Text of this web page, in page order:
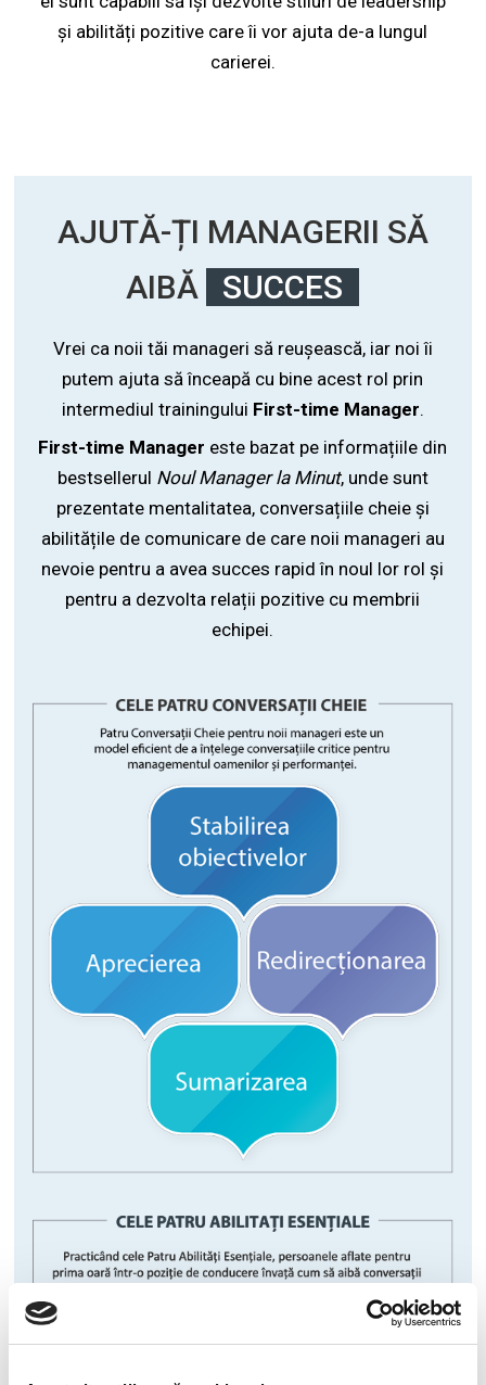
și abilități pozitive care îi vor ajuta de-a lungul
carierei.
AJUTĂ-ȚI MANAGERII SĂ
AIBĂ
SUCCES
Vrei ca noii tăi manageri să reușească, iar noi îi
putem ajuta să înceapă cu bine acest rol prin
intermediul trainingului First-time Manager.
First-time Manager este bazat pe informațiile din
bestsellerul Noul Manager la Minut, unde sunt
prezentate mentalitatea, conversațiile cheie și
abilitățile de comunicare de care noii manageri au
nevoie pentru a avea succes rapid în noul lor rol și
pentru a dezvolta relații pozitive cu membrii
echipei.